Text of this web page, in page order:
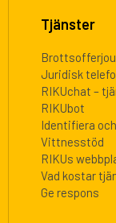
Tjänster
Juridisk
RIKUchat –
RIKUbot
Identifiera
Vittnesstöd
RIKUs
Vad kostar
Ge respons